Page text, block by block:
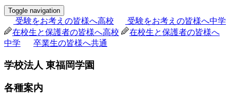
Toggle navigation
受験をお考えの皆様へ高校 受験をお考えの皆様へ中学
在校生と保護者の皆様へ高校
在校生と保護者の皆様へ
中学
卒業生の皆様へ共通
学校法人 東福岡学園
各種案内